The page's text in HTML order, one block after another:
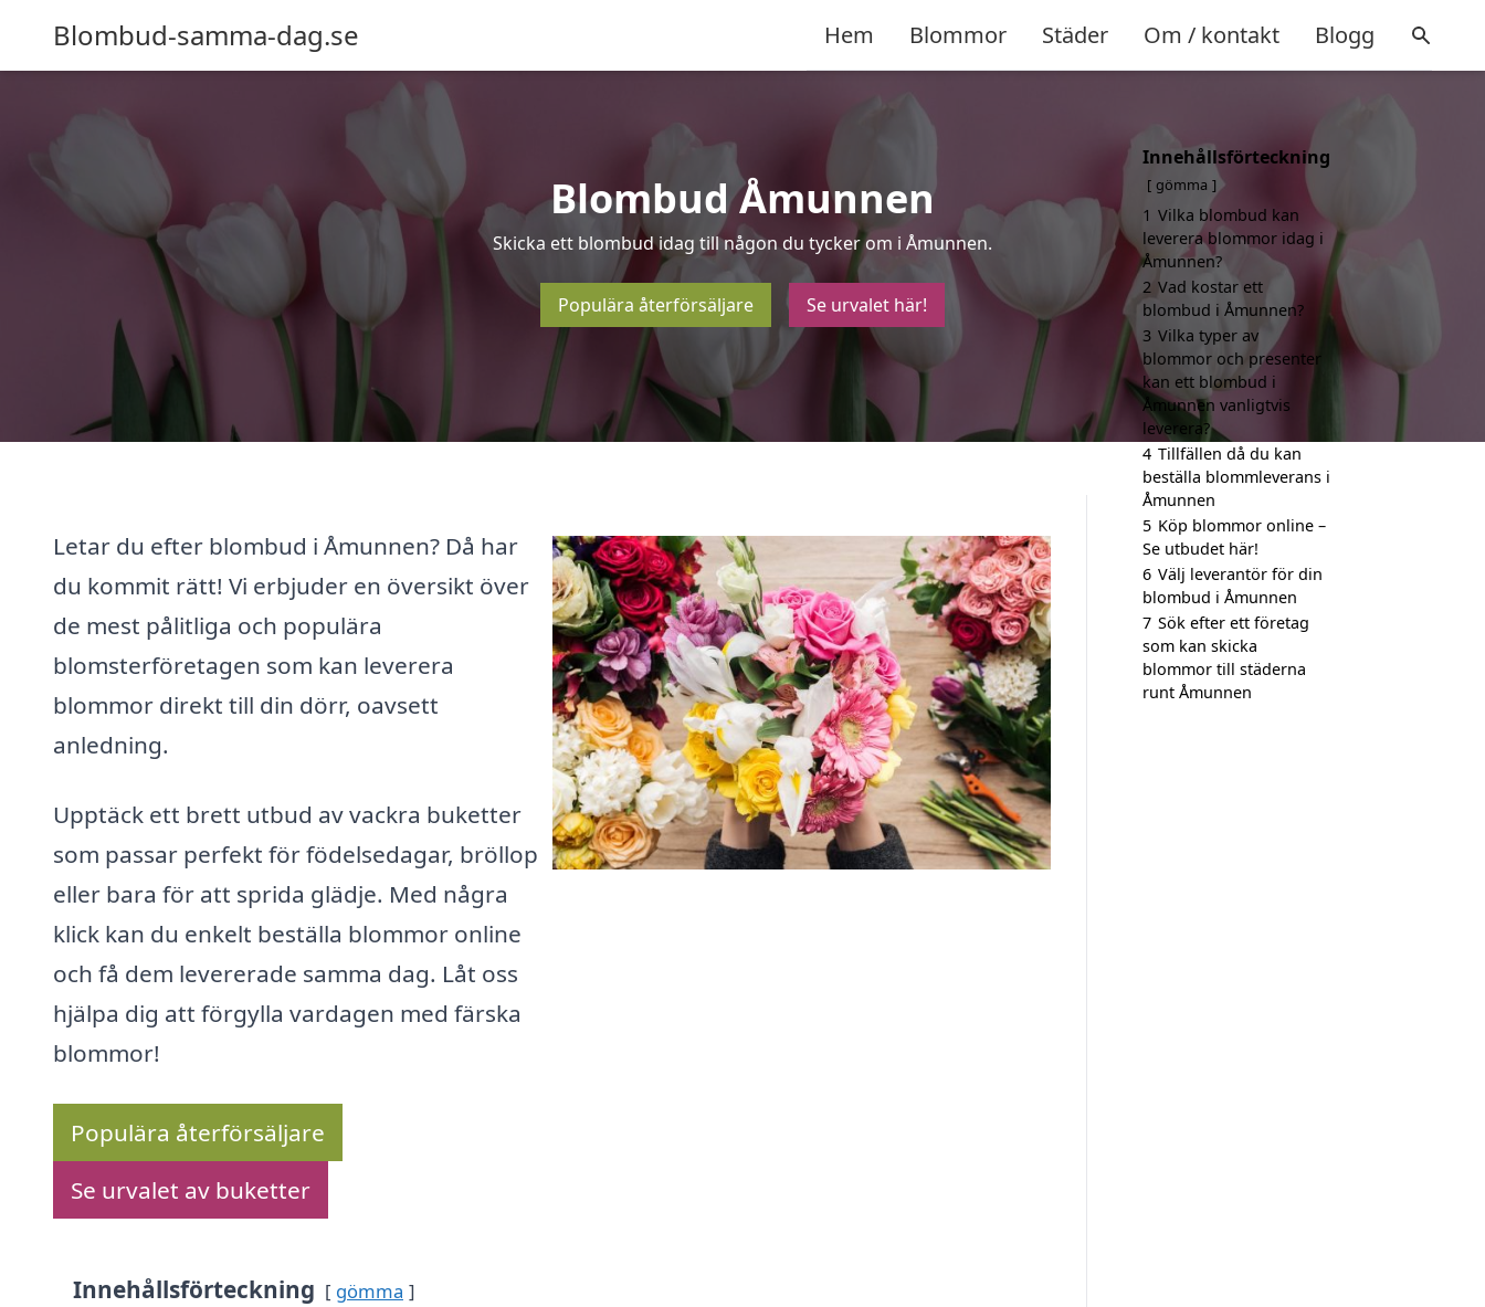
Blombud-samma-dag.se Hem Blommor Städer Om / kontakt Blogg
Blombud Åmunnen
Skicka ett blombud idag till någon du tycker om i Åmunnen.
Populära återförsäljare Se urvalet här!
Letar du efter blombud i Åmunnen? Då har
du kommit rätt! Vi erbjuder en översikt över
de mest pålitliga och populära
blomsterföretagen som kan leverera
blommor direkt till din dörr, oavsett
anledning.
Upptäck ett brett utbud av vackra buketter
som passar perfekt för födelsedagar, bröllop
eller bara för att sprida glädje. Med några
klick kan du enkelt beställa blommor online
och få dem levererade samma dag. Låt oss
hjälpa dig att förgylla vardagen med färska
blommor!
Populära återförsäljare
Se urvalet av buketter
Innehållsförteckning gömma
Innehållsförteckning
gömma
1 Vilka blombud kan
leverera blommor idag i
Åmunnen?
2 Vad kostar ett
blombud i Åmunnen?
3 Vilka typer av
blommor och presenter
kan ett blombud i
Åmunnen vanligtvis
leverera?
4 Tillfällen då du kan
beställa blommleverans i
Åmunnen
5 Köp blommor online –
Se utbudet här!
6 Välj leverantör för din
blombud i Åmunnen
7 Sök efter ett företag
som kan skicka
blommor till städerna
runt Åmunnen